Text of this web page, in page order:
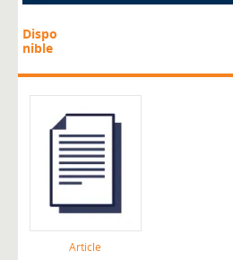
Dispo
nible
Article